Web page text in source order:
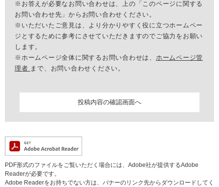
※お答えが必要なお問い合わせは、上の「このページに関する
お問い合わせ先」からお問い合わせください。
※いただいたご意見は、より分かりやすく役に立つホームペー
ジとするために参考にさせていただきますのでご協力をお願い
します。
※ホームページ全体に関するお問い合わせは、 ホームページ管
理者 まで、お問い合わせください。
PDF形式のファイルをご覧いただく場合には、Adobe社が提供するAdobe
Readerが必要です。
Adobe Readerをお持ちでない方は、バナーのリンク先からダウンロードしてく